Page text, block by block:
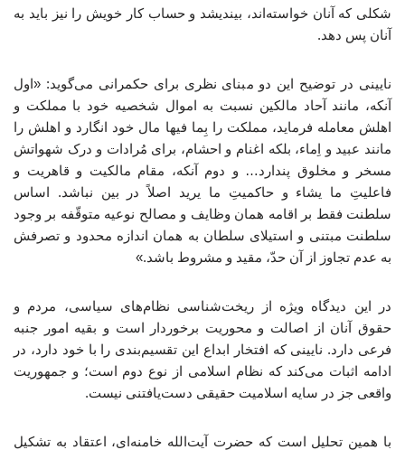
شکلی که آنان خواسته‌اند، بیندیشد و حساب کار خویش را نیز باید به
آنان پس دهد.
نایینی در توضیح این دو مبنای نظری برای حکمرانی می‌گوید: «اول
آنکه، مانند آحاد مالکین نسبت به اموال شخصیه خود با مملکت و
اهلش معامله فرماید، مملکت را بِما فیها مال خود انگارد و اهلش را
مانند عبید و اِماء، بلکه اغنام و احشام، برای مُرادات و درک شهواتش
مسخر و مخلوق پندارد… و دوم آنکه، مقام مالکیت و قاهریت و
فاعلیتِ ما یشاء و حاکمیتِ ما یرید اصلاً در بین نباشد. اساس
سلطنت فقط بر اقامه همان وظایف و مصالح نوعیه متوقّفه بر وجود
سلطنت مبتنی و استیلای سلطان به همان اندازه محدود و تصرفش
به عدم تجاوز از آن حدّ، مقید و مشروط باشد.»
در این دیدگاه ویژه از ریخت‌شناسی نظام‌های سیاسی، مردم و
حقوق آنان از اصالت و محوریت برخوردار است و بقیه امور جنبه
فرعی دارد. نایینی که افتخار ابداع این تقسیم‌بندی را با خود دارد، در
ادامه اثبات می‌کند که نظام اسلامی از نوع دوم است؛ و جمهوریت
واقعی جز در سایه اسلامیت حقیقی دست‌یافتنی نیست.
با همین تحلیل است که حضرت آیت‌الله خامنه‌ای، اعتقاد به تشکیل